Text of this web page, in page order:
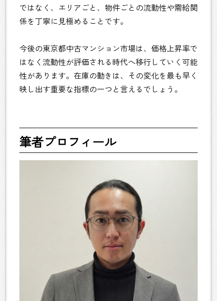
ではなく、エリアごと、物件ごとの流動性や需給関
係を丁寧に見極めることです。
今後の東京都中古マンション市場は、価格上昇率で
はなく流動性が評価される時代へ移行していく可能
性があります。在庫の動きは、その変化を最も早く
映し出す重要な指標の一つと言えるでしょう。
筆者プロフィール